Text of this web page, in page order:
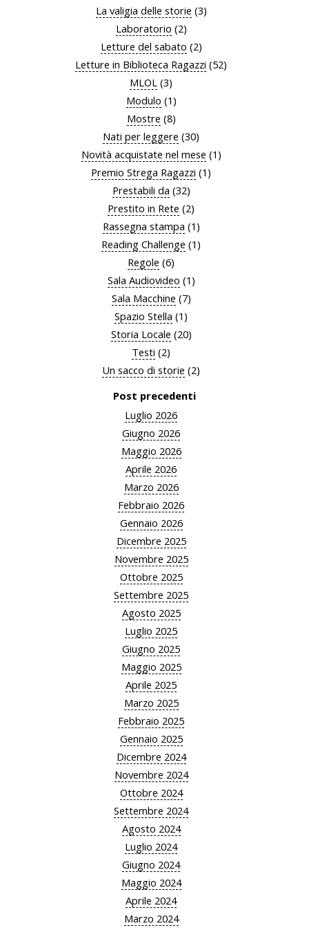
La valigia delle storie (3)
Laboratorio (2)
Letture del sabato (2)
Letture in Biblioteca Ragazzi (52)
MLOL (3)
Modulo (1)
Mostre (8)
Nati per leggere (30)
Novità acquistate nel mese (1)
Premio Strega Ragazzi (1)
Prestabili da (32)
Prestito in Rete (2)
Rassegna stampa (1)
Reading Challenge (1)
Regole (6)
Sala Audiovideo (1)
Sala Macchine (7)
Spazio Stella (1)
Storia Locale (20)
Testi (2)
Un sacco di storie (2)
Post precedenti
Luglio 2026
Giugno 2026
Maggio 2026
Aprile 2026
Marzo 2026
Febbraio 2026
Gennaio 2026
Dicembre 2025
Novembre 2025
Ottobre 2025
Settembre 2025
Agosto 2025
Luglio 2025
Giugno 2025
Maggio 2025
Aprile 2025
Marzo 2025
Febbraio 2025
Gennaio 2025
Dicembre 2024
Novembre 2024
Ottobre 2024
Settembre 2024
Agosto 2024
Luglio 2024
Giugno 2024
Maggio 2024
Aprile 2024
Marzo 2024